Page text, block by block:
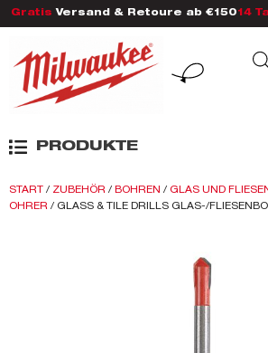
Gratis Versand & Retoure ab €150 14
PRODUKTE
START / ZUBEHÖR / BOHREN / GLAS UND
OHRER / GLASS & TILE DRILLS GLAS-/